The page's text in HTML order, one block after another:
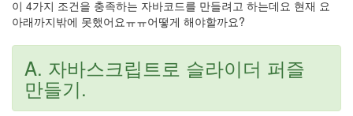
이 4가지 조건을 충족하는 자바코드를 만들려고 하는데요 현재 요
아래까지밖에 못했어요ㅠㅠ어떻게 해야할까요?
A. 자바스크립트로 슬라이더 퍼즐
만들기.